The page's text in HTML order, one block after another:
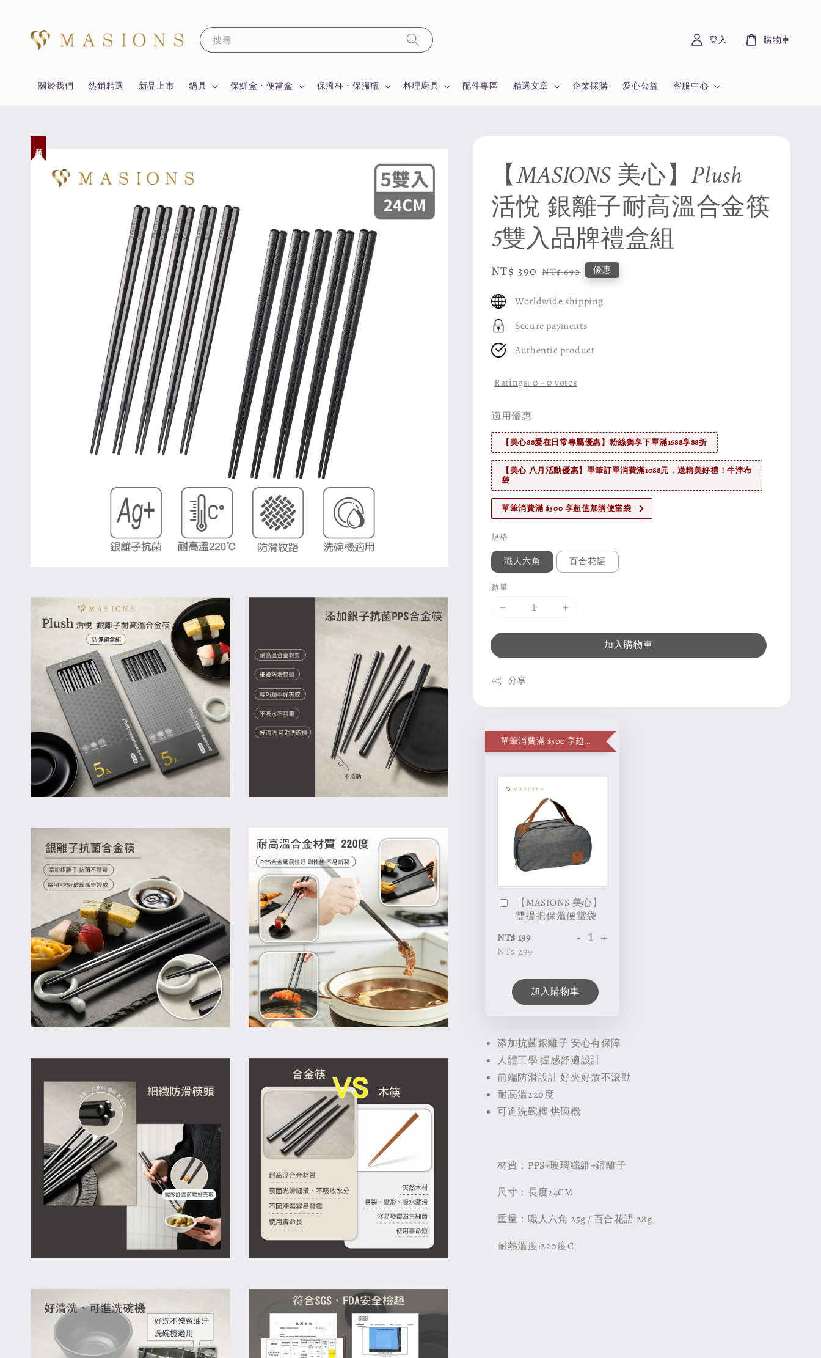
搜尋
關於我們 熱銷精選 新品上市 鍋具 保鮮盒・便當盒 保溫杯・保溫瓶 料理廚具 配件專區 精選文章 企業採購 愛心公益 客服中心
登入 購物車
【MASIONS 美心】Plush
活悅 銀離子耐高溫合金筷
5雙入品牌禮盒組
Sale
NT$ 390 Regular
NT$ 690 優惠
Worldwide shipping
Secure payments
Authentic product
Ratings: 0 -0 votes
適用優惠
【美心88愛在日常專屬優惠】粉絲獨享下單滿1688享88折
【美心 八月活動優惠】單筆訂單消費滿1088元，送精美好禮！牛津布
袋
單筆消費滿 $500 享超值加購便當袋
規格
職人六角 百合花語
數量
加入購物車
分享
單筆消費滿 $500 享超值加購便當袋
【MASIONS 美心】
雙提把保溫便當袋
NT$ 199
NT$ 299
- +
加入購物車
添加抗菌銀離子 安心有保障
人體工學 握感舒適設計
前端防滑設計 好夾好放不滾動
耐高溫220度
可進洗碗機 烘碗機
材質：PPS+玻璃纖維+銀離子
尺寸：長度24CM
重量：職人六角 25g / 百合花語 28g
耐熱溫度:220度C